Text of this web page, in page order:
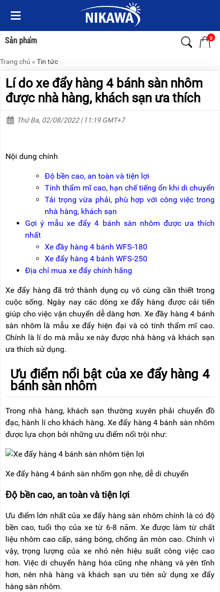
Sản phẩm 0
Menu
Sản
phẩm
TRANG
THANG
NHÔM
XE
BỘ
NÂNG
BÁO
CHÍ
NÓI
VỀ
NIKAWA
GIỚI
ĐẠI
BẢO
HÀNH
LIÊN
Menu
Sản
phẩm
TRANG
THANG
NHÔM
THANG
THANG
(THANG
CÁCH
THANG
NHÔM
CHỮ
THANG
NHÔM
THANG
GIÁO
VÁN
THANG
TAY
XE
DÂY
THOÁT
HIỂM
TỰ
ĐỘNG
NÂNG
TAY
Trang chủ » Tin tức
Lí do xe đẩy hàng 4 bánh sàn nhôm
được nhà hàng, khách sạn ưa thích
Thứ Ba, 02/08/2022 | 11:19 GMT+7
Nội dung chính
Độ bền cao, an toàn và tiện lợi
Tính thẩm mĩ cao, hạn chế tiếng ổn khi di chuyển
Tải trọng vừa phải, phù hợp với công việc trong
nhà hàng, khách sạn
Gợi ý mẫu xe đẩy 4 bánh sàn nhôm được ưa thích
nhất
Xe đầy hàng 4 bánh WFS-180
Xe đẩy hàng 4 bánh WFS-250
Địa chỉ mua xe đẩy chính hãng
Xe đẩy hàng đã trở thành dụng cụ vô cùng cần thiết trong
cuộc sống. Ngày nay các dòng xe đẩy hàng được cải tiến
giúp cho việc vận chuyển dễ dàng hơn. Xe đầy hàng 4 bánh
sàn nhôm là mẫu xe đẩy hiện đại và có tính thẩm mĩ cao.
Chính là lí do mà mẫu xe này được nhà hàng và khách sạn
ưa thích sử dụng.
Ưu điểm nổi bật của xe đẩy hàng 4
bánh sàn nhôm
Trong nhà hàng, khách sạn thường xuyên phải chuyển đồ
đạc, hành lí cho khách hàng. Xe đẩy hàng 4 bánh sàn nhôm
được lựa chọn bởi những ưu điểm nổi trội như:
Xe đẩy hàng 4 bánh sàn nhốm gọn nhẹ, dễ di chuyển
Độ bền cao, an toàn và tiện lợi
Ưu điểm lớn nhất của xe đẩy hàng sàn nhôm chính là có độ
bền cao, tuổi thọ của xe từ 6-8 năm. Xe được làm từ chất
liệu nhôm cao cấp, sáng bóng, chống ăn mòn cao. Chính vì
vậy, trọng lượng của xe nhỏ nên hiệu suất công việc cao
hơn. Việc di chuyển hàng hóa cũng nhẹ nhàng và yên tĩnh
hơn, nên nhà hàng và khách sạn ưu tiên sử dụng xe đẩy
hàng sàn nhôm.